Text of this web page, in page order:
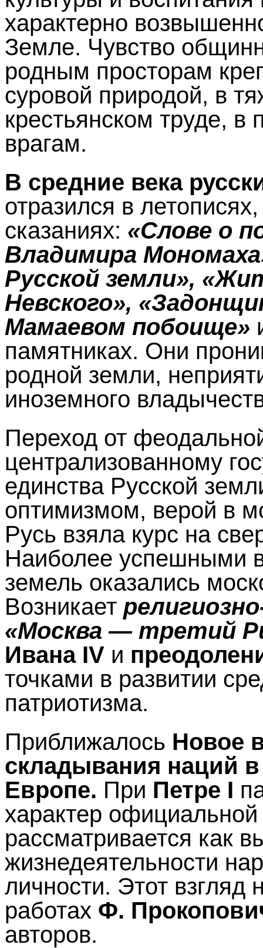
характерно
Земле. Чувство
родным просторам
суровой природой, в
крестьянском труде,
врагам.
В средние века
отразился в
сказаниях: «Слове о
Владимира
Русской земли»,
Невского»,
Мамаевом побоище»
памятниках. Они
родной земли,
иноземного
Переход от
централизованному
единства Русской
оптимизмом, верой в
Русь взяла курс на
Наиболее успешными
земель оказались
Возникает
«Москва — третий
Ивана IV и
точками в развитии
патриотизма.
Приближалось Новое
складывания наций в
Европе. При Петре I
характер
рассматривается как
жизнедеятельности
личности. Этот
работах Ф.
авторов.